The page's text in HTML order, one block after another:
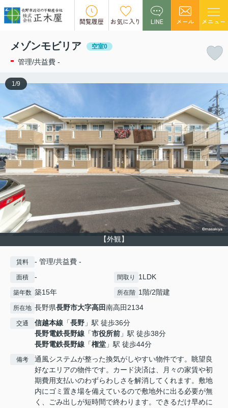
閲覧履歴 お気に入り LINE メール メニュー
この物件の募集は終了しました。
メゾンモビリア 空室0
- 管理/共益費 -
【外観】
1/9
賃料 - 管理/共益費 -
面積 - 間取り 1LDK
築年数 築15年 所在階 1階/2階建
所在地 長野県長野市大字高田南高田2134
交通 信越本線 「長野 」駅 徒歩36分
長野電鉄長野線 「市役所前 」駅 徒歩38分
長野電鉄長野線 「権堂 」駅 徒歩44分
備考
通風システムが整った換気がしやすい物件です。眺望良
好なエリアの物件です。カード決済は、月々の家賃や初
期費用支払いのわずらわしさを解消してくれます。敷地
内にゴミ置き場を備えているので敷地外に出る必要が無
く、ごみ出しが短時間で終わります。できるだけ早めに